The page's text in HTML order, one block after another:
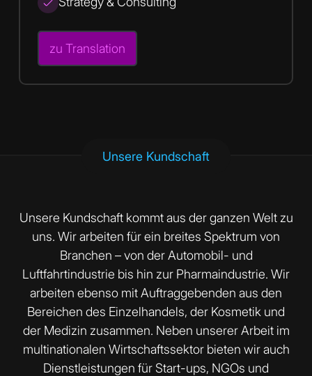
zu Translation
Unsere Kundschaft
Unsere Kundschaft kommt aus der ganzen Welt zu
uns. Wir arbeiten für ein breites Spektrum von
Branchen – von der Automobil- und
Luftfahrtindustrie bis hin zur Pharmaindustrie. Wir
arbeiten ebenso mit Auftraggebenden aus den
Bereichen des Einzelhandels, der Kosmetik und
der Medizin zusammen. Neben unserer Arbeit im
multinationalen Wirtschaftssektor bieten wir auch
Dienstleistungen für Start-ups, NGOs und